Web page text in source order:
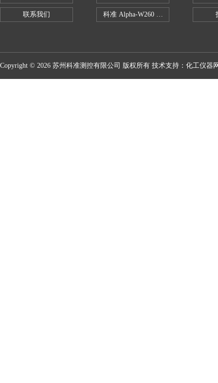
联系我们 科准 Alpha-W260 半导体全自动推拉
Copyright © 2026 苏州科准测控有限公司 版权所有 技术支持： 化工仪器